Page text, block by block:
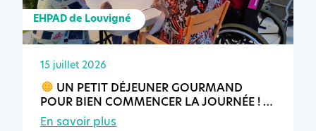
EHPAD de Louvigné
15 juillet 2026
UN PETIT DÉJEUNER GOURMAND
POUR BIEN COMMENCER LA JOURNÉE !
En savoir plus